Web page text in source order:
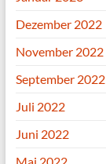
Dezember 2022
November 2022
September 2022
Juli 2022
Juni 2022